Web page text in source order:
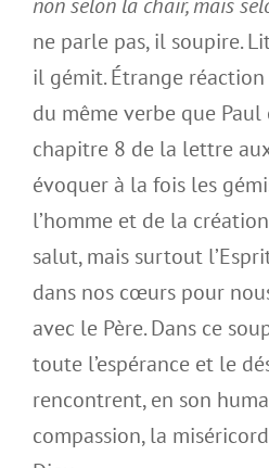
ne parle pas, il soupire.
il gémit. Étrange
du même verbe que
chapitre 8 de la lettre
évoquer à la fois les
l’homme et de la
salut, mais surtout
dans nos cœurs pour
avec le Père. Dans ce
toute l’espérance et le
rencontrent, en son
compassion, la